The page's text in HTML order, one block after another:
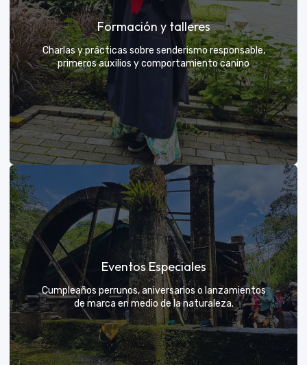
Tú eliges el parche y nosotros nos encargamos de
una aventura exclusiva
Formación y talleres
Charlas y prácticas sobre senderismo responsable,
primeros auxilios y comportamiento canino
Formación y talleres
Aprende de expertos a ser el mejor guía para tu
propio explorador
VER MÁS
Eventos Especiales
Cumpleaños perrunos, aniversarios o lanzamientos
de marca en medio de la naturaleza.